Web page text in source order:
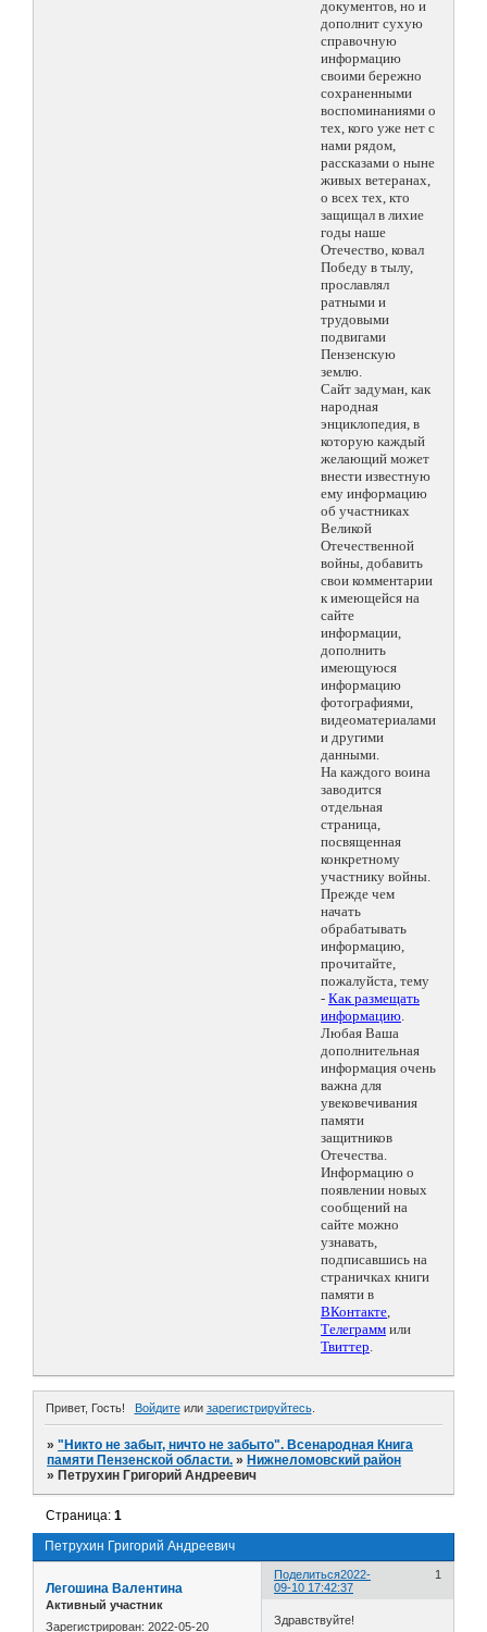
документов, но и
дополнит сухую
справочную
информацию
своими бережно
сохраненными
воспоминаниями о
тех, кого уже нет с
нами рядом,
рассказами о ныне
живых ветеранах,
о всех тех, кто
защищал в лихие
годы наше
Отечество, ковал
Победу в тылу,
прославлял
ратными и
трудовыми
подвигами
Пензенскую
землю.
Сайт задуман, как
народная
энциклопедия, в
которую каждый
желающий может
внести известную
ему информацию
об участниках
Великой
Отечественной
войны, добавить
свои комментарии
к имеющейся на
сайте
информации,
дополнить
имеющуюся
информацию
фотографиями,
видеоматериалами
и другими
данными.
На каждого воина
заводится
отдельная
страница,
посвященная
конкретному
участнику войны.
Прежде чем
начать
обрабатывать
информацию,
прочитайте,
пожалуйста, тему
- Как размещать
информацию.
Любая Ваша
дополнительная
информация очень
важна для
увековечивания
памяти
защитников
Отечества.
Информацию о
появлении новых
сообщений на
сайте можно
узнавать,
подписавшись на
страничках книги
памяти в
ВКонтакте,
Телеграмм или
Твиттер.
Привет, Гость! Войдитеили зарегистрируйтесь.
»"Никто не забыт, ничто не забыто". Всенародная Книга
памяти Пензенской области. » Нижнеломовский район
» Петрухин Григорий Андреевич
Петрухин Григорий Андреевич
Страница:1
Поделиться 1
2022-
09-10 17:42:37
Легошина Валентина
Активный участник
Зарегистрирован: 2022-05-20 Здравствуйте!